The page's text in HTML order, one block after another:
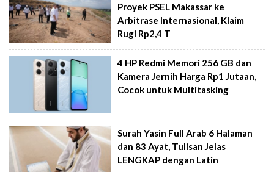
Proyek PSEL Makassar ke
Arbitrase Internasional, Klaim
Rugi Rp2,4 T
4 HP Redmi Memori 256 GB dan
Kamera Jernih Harga Rp1 Jutaan,
Cocok untuk Multitasking
Surah Yasin Full Arab 6 Halaman
dan 83 Ayat, Tulisan Jelas
LENGKAP dengan Latin